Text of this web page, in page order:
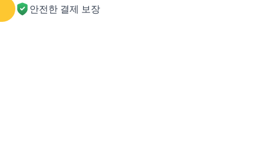
안전한 결제 보장